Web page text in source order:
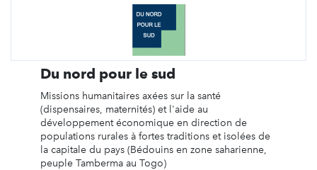
Du nord pour le sud
Missions humanitaires axées sur la santé
(dispensaires, maternités) et l'aide au
développement économique en direction de
populations rurales à fortes traditions et isolées de
la capitale du pays (Bédouins en zone saharienne,
peuple Tamberma au Togo)